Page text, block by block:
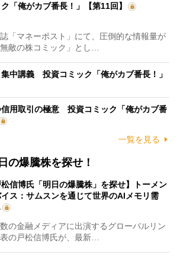
ク「俺がカブ番長！」【第11回】
「マネーポスト」にて、圧倒的な情報量が
敵の株コミック」とし…
中講義 投資コミック「俺がカブ番長！」
用取引の極意 投資コミック「俺がカブ番
一覧を見る
の爆騰株を探せ！
松信博氏「明日の爆騰株」を探せ】トーメン
ス：サムスンを通じて世界のAIメモリ需
の金融メディアに出演するグローバルリン
の戸松信博氏が、最新…